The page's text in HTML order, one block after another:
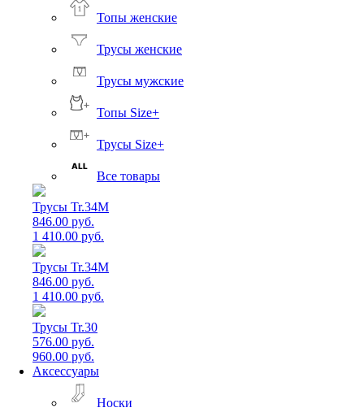
Топы женские
Трусы женские
Трусы мужские
Топы Size+
Трусы Size+
Все товары
Трусы Tr.34M
846.00 руб.
1 410.00 руб.
Трусы Tr.34M
846.00 руб.
1 410.00 руб.
Трусы Tr.30
576.00 руб.
960.00 руб.
Аксессуары
Носки